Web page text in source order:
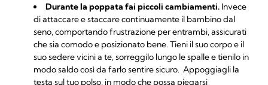
Durante la poppata fai piccoli cambiamenti. Invece
di attaccare e staccare continuamente il bambino dal
seno, comportando frustrazione per entrambi, assicurati
che sia comodo e posizionato bene. Tieni il suo corpo e il
suo sedere vicini a te, sorreggilo lungo le spalle e tienilo in
modo saldo così da farlo sentire sicuro. Appoggiagli la
testa sul tuo polso, in modo che possa piegarsi